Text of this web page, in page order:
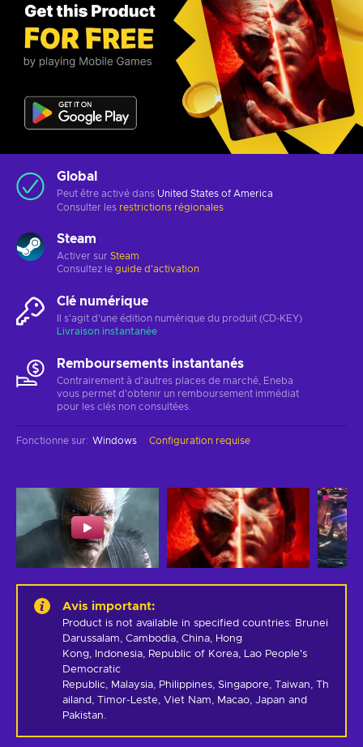
Global
Peut être activé dans United States of America
Consulter les restrictions régionales
Steam
Activer sur Steam
Consultez le guide d'activation
Clé numérique
Il s'agit d'une édition numérique du produit (CD-KEY)
Livraison instantanée
Remboursements instantanés
Contrairement à d'autres places de marché, Eneba
vous permet d'obtenir un remboursement immédiat
pour les clés non consultées.
Fonctionne sur: Windows Configuration requise
Avis important:
Product is not available in specified countries: Brunei
Darussalam, Cambodia, China, Hong
Kong, Indonesia, Republic of Korea, Lao People's
Democratic
Republic, Malaysia, Philippines, Singapore, Taiwan, Th
ailand, Timor-Leste, Viet Nam, Macao, Japan and
Pakistan.